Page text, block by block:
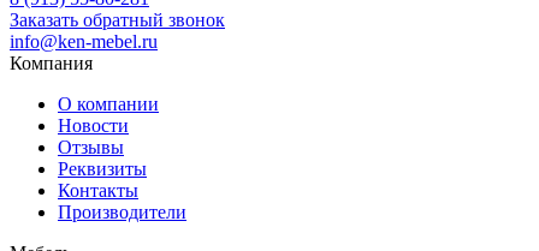
Заказать обратный звонок
info@ken-mebel.ru
Компания
О компании
Новости
Отзывы
Реквизиты
Контакты
Производители